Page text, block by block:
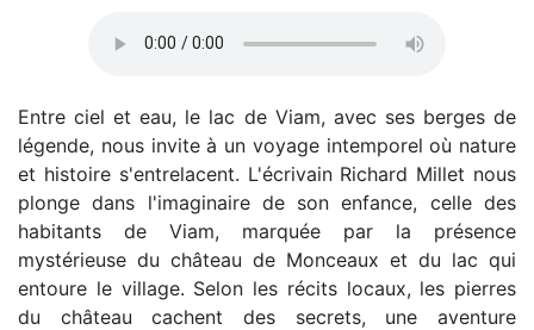
Entre ciel et eau, le lac de Viam, avec ses berges de
légende, nous invite à un voyage intemporel où nature
et histoire s'entrelacent. L'écrivain Richard Millet nous
plonge dans l'imaginaire de son enfance, celle des
habitants de Viam, marquée par la présence
mystérieuse du château de Monceaux et du lac qui
entoure le village. Selon les récits locaux, les pierres
du château cachent des secrets, une aventure